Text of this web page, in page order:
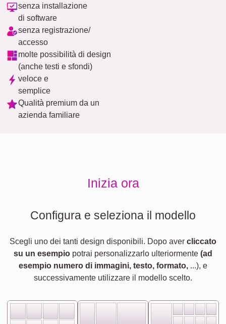
senza installazione
di software
senza registrazione/
accesso
molte possibilità di design
(anche testi e sfondi)
veloce e
semplice
Qualità premium da un
azienda familiare
Inizia ora
Configura e seleziona il modello
Scegli uno dei tanti design disponibili. Dopo aver cliccato
su un esempio potrai personalizzarlo ulteriormente (ad
esempio numero di immagini, testo, formato, ...), e
successivamente utilizzare il modello scelto.